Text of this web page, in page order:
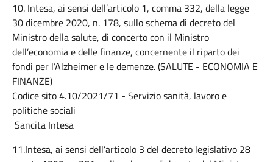
10. Intesa, ai sensi dell’articolo 1, comma 332, della legge
30 dicembre 2020, n. 178, sullo schema di decreto del
Ministro della salute, di concerto con il Ministro
dell’economia e delle finanze, concernente il riparto dei
fondi per l’Alzheimer e le demenze. (SALUTE - ECONOMIA E
FINANZE)
Codice sito 4.10/2021/71 - Servizio sanità, lavoro e
politiche sociali
Sancita Intesa
11.Intesa, ai sensi dell’articolo 3 del decreto legislativo 28